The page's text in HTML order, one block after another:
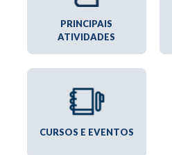
PRINCIPAIS
ATIVIDADES
CURSOS E EVENTOS